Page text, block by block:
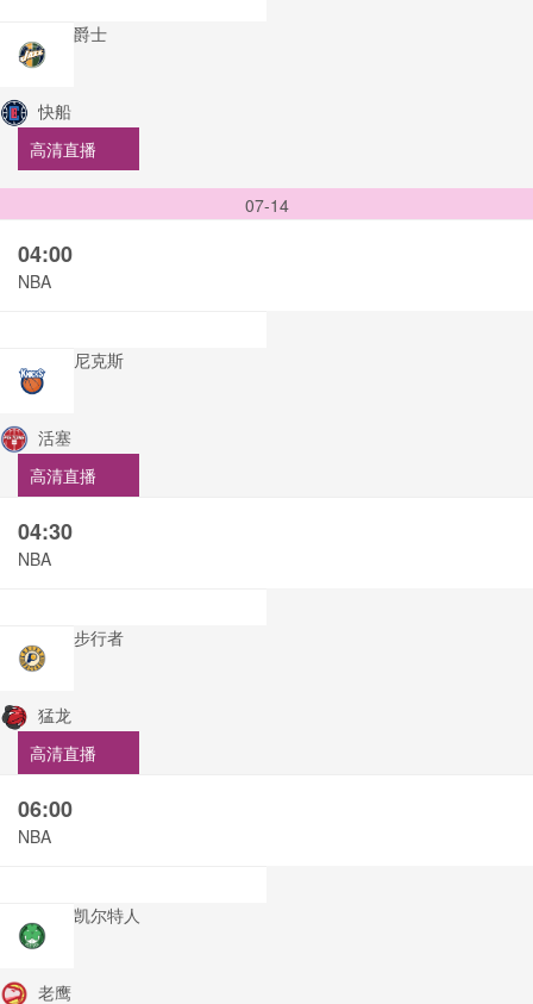
爵士
快船
高清直播
07-14
04:00
NBA
尼克斯
活塞
高清直播
04:30
NBA
步行者
猛龙
高清直播
06:00
NBA
凯尔特人
老鹰